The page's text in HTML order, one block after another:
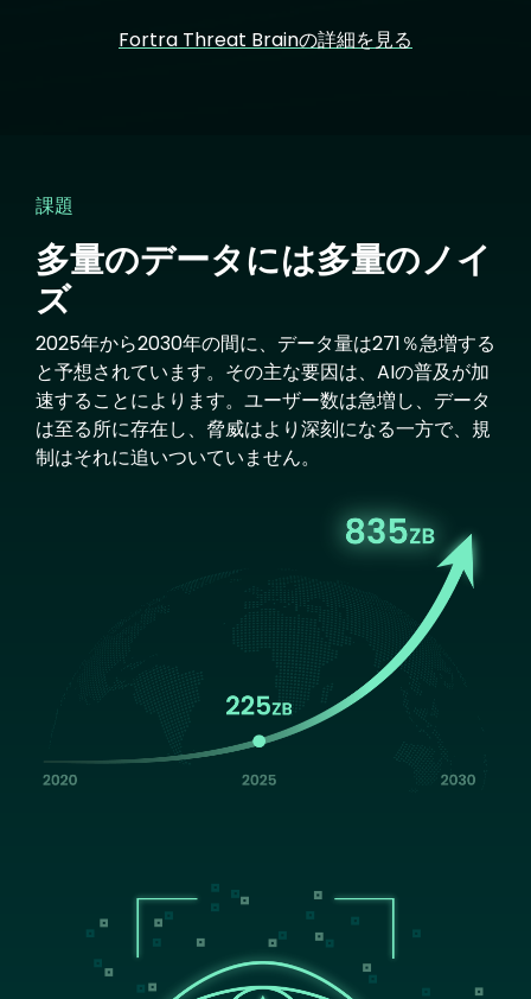
Fortra Threat Brainの詳細を見る
課題
多量のデータには多量のノイ
ズ
2025年から2030年の間に、データ量は271％急増する
と予想されています。その主な要因は、AIの普及が加
速することによります。ユーザー数は急増し、データ
は至る所に存在し、脅威はより深刻になる一方で、規
制はそれに追いついていません。